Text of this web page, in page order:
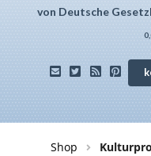
von Deutsche
Shop